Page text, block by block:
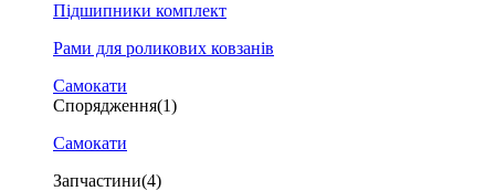
Підшипники комплект
Рами для роликових ковзанів
Самокати
Спорядження(1)
Самокати
Запчастини(4)